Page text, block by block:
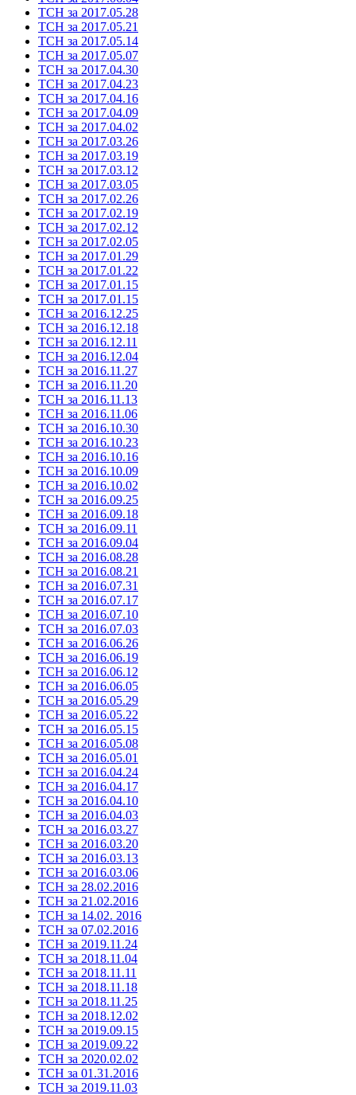
ТСН за 2017.05.28
ТСН за 2017.05.21
ТСН за 2017.05.14
ТСН за 2017.05.07
ТСН за 2017.04.30
ТСН за 2017.04.23
ТСН за 2017.04.16
ТСН за 2017.04.09
ТСН за 2017.04.02
ТСН за 2017.03.26
ТСН за 2017.03.19
ТСН за 2017.03.12
ТСН за 2017.03.05
ТСН за 2017.02.26
ТСН за 2017.02.19
ТСН за 2017.02.12
ТСН за 2017.02.05
ТСН за 2017.01.29
ТСН за 2017.01.22
ТСН за 2017.01.15
ТСН за 2017.01.15
ТСН за 2016.12.25
ТСН за 2016.12.18
ТСН за 2016.12.11
ТСН за 2016.12.04
ТСН за 2016.11.27
ТСН за 2016.11.20
ТСН за 2016.11.13
ТСН за 2016.11.06
ТСН за 2016.10.30
ТСН за 2016.10.23
ТСН за 2016.10.16
ТСН за 2016.10.09
ТСН за 2016.10.02
ТСН за 2016.09.25
ТСН за 2016.09.18
ТСН за 2016.09.11
ТСН за 2016.09.04
ТСН за 2016.08.28
ТСН за 2016.08.21
ТСН за 2016.07.31
ТСН за 2016.07.17
ТСН за 2016.07.10
ТСН за 2016.07.03
ТСН за 2016.06.26
ТСН за 2016.06.19
ТСН за 2016.06.12
ТСН за 2016.06.05
ТСН за 2016.05.29
ТСН за 2016.05.22
ТСН за 2016.05.15
ТСН за 2016.05.08
ТСН за 2016.05.01
ТСН за 2016.04.24
ТСН за 2016.04.17
ТСН за 2016.04.10
ТСН за 2016.04.03
ТСН за 2016.03.27
ТСН за 2016.03.20
ТСН за 2016.03.13
ТСН за 2016.03.06
ТСН за 28.02.2016
ТСН за 21.02.2016
ТСН за 14.02. 2016
ТСН за 07.02.2016
ТСН за 2019.11.24
ТСН за 2018.11.04
ТСН за 2018.11.11
ТСН за 2018.11.18
ТСН за 2018.11.25
ТСН за 2018.12.02
ТСН за 2019.09.15
ТСН за 2019.09.22
ТСН за 2020.02.02
ТСН за 01.31.2016
ТСН за 2019.11.03